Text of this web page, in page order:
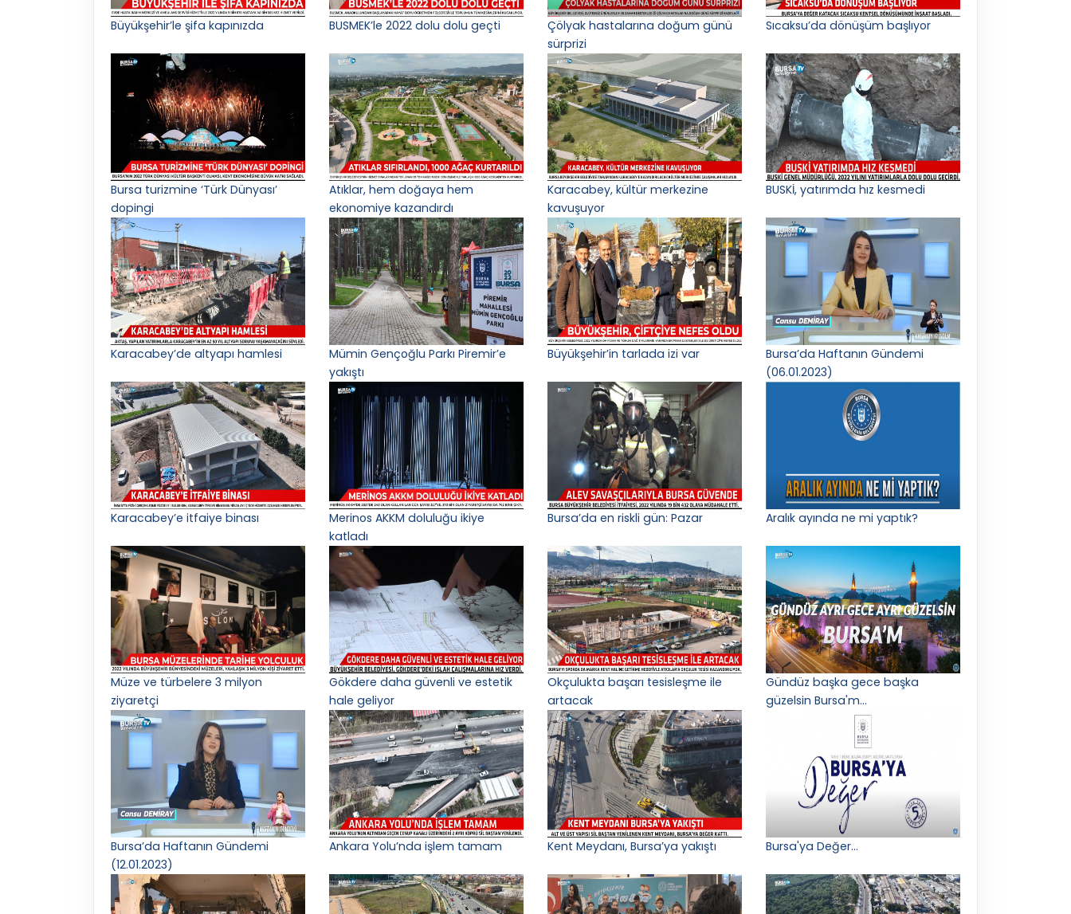
Büyükşehir’le şifa kapınızda BUSMEK’le 2022 dolu dolu geçti
Çölyak hastalarına doğum günü
sürprizi
Sıcaksu’da dönüşüm başlıyor
Bursa turizmine ‘Türk Dünyası’
dopingi
Atıklar, hem doğaya hem
ekonomiye kazandırdı
Karacabey, kültür merkezine
kavuşuyor
BUSKİ, yatırımda hız kesmedi
Karacabey’de altyapı hamlesi
Mümin Gençoğlu Parkı Piremir’e
yakıştı
Büyükşehir’in tarlada izi var
Bursa’da Haftanın Gündemi
(06.01.2023)
Karacabey’e itfaiye binası
Merinos AKKM doluluğu ikiye
katladı
Bursa’da en riskli gün: Pazar Aralık ayında ne mi yaptık?
Müze ve türbelere 3 milyon
ziyaretçi
Gökdere daha güvenli ve estetik
hale geliyor
Okçulukta başarı tesisleşme ile
artacak
Gündüz başka gece başka
güzelsin Bursa'm...
Bursa’da Haftanın Gündemi
(12.01.2023)
Ankara Yolu’nda işlem tamam Kent Meydanı, Bursa’ya yakıştı Bursa'ya Değer...